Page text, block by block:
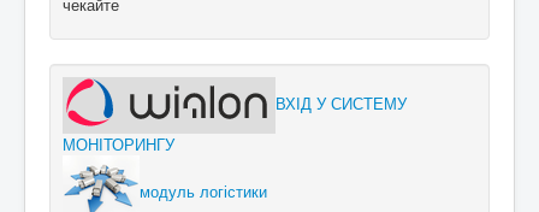
ВХІД У СИСТЕМУ
МОНІТОРИНГУ
модуль логістики